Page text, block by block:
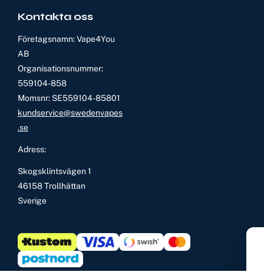
Kontakta oss
Företagsnamn: Vape4You
AB
Organisationsnummer:
559104-858
Momsnr: SE559104-85801
kundservice@swedenvapes
.se
Adress:
Skogsklintsvägen 1
46158 Trollhättan
Sverige